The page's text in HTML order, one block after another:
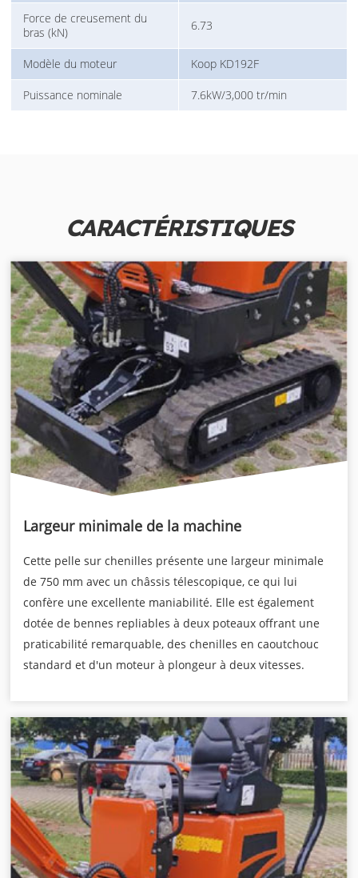
Force de creusement du
bras (kN)
6.73
Modèle du moteur Koop KD192F
Puissance nominale 7.6kW/3,000 tr/min
CARACTÉRISTIQUES
Largeur minimale de la machine
Cette pelle sur chenilles présente une largeur minimale
de 750 mm avec un châssis télescopique, ce qui lui
confère une excellente maniabilité. Elle est également
dotée de bennes repliables à deux poteaux offrant une
praticabilité remarquable, des chenilles en caoutchouc
standard et d'un moteur à plongeur à deux vitesses.